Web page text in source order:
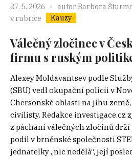
27. 5. 2026 autor Barbora
v rubrice
Kauzy
Válečný zločinec v
firmu s ruským
Alexey Moldavantsev podle
(SBU) vedl okupační policii v
Chersonské oblasti na jihu
civilisty. Redakce investigace.cz
z páchání válečných zločinů
podíl v brněnské společnosti
jednatelky „nic nedělá“, její